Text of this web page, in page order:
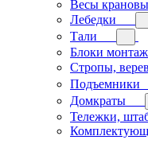
Весы
Лебедки
Тали
Блоки
Стропы,
Подъемники
Домкраты
Тележки,